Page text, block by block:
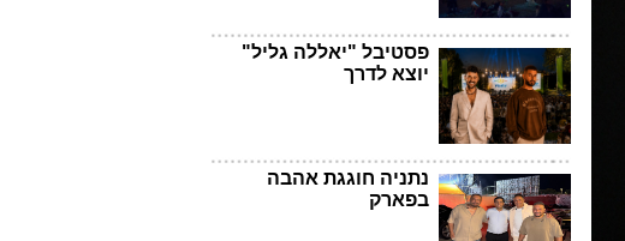
פסטיבל "יאללה גליל"
יוצא לדרך
נתניה חוגגת אהבה
בפארק